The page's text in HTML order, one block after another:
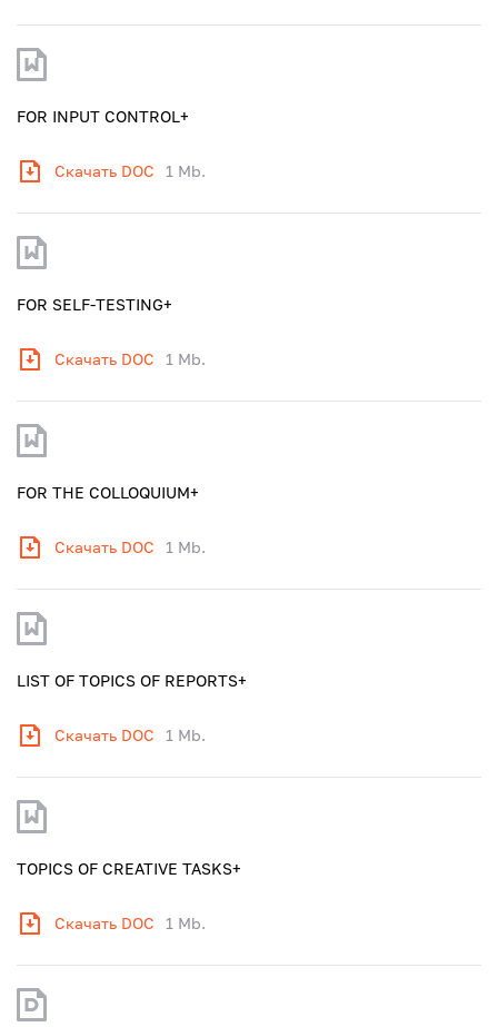
FOR INPUT CONTROL+
Скачать DOC 1 Mb.
FOR SELF-TESTING+
Скачать DOC 1 Mb.
FOR THE COLLOQUIUM+
Скачать DOC 1 Mb.
LIST OF TOPICS OF REPORTS+
Скачать DOC 1 Mb.
TOPICS OF CREATIVE TASKS+
Скачать DOC 1 Mb.